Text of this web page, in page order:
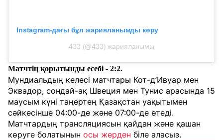
Instagram-дағы бұл жарияланымды көру
433 (@433) жарияланымы
Матчтің қорытынды есебі - 2:2.
Мундиальдың келесі матчтары Кот-д’Ивуар мен
Эквадор, сондай-ақ Швеция мен Тунис арасында 15
маусым күні таңертең Қазақстан уақытымен
сәйкесінше 04:00-де және 07:00-де өтеді.
Матчтардың трансляциясын қайдан және қашан
көруге болатынын осы жерден біле аласыз.